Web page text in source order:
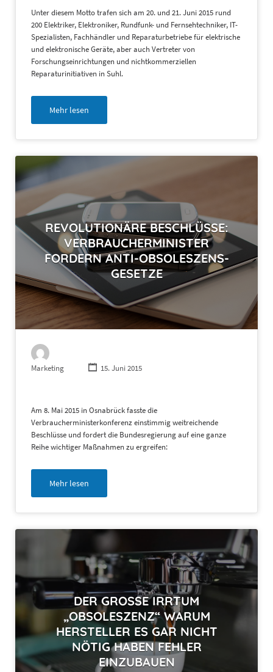
Unter diesem Motto trafen sich am 20. und 21. Juni 2015 rund
200 Elektriker, Elektroniker, Rundfunk- und Fernsehtechniker, IT-
Spezialisten, Fachhändler und Reparaturbetriebe für elektrische
und elektronische Geräte, aber auch Vertreter von
Forschungseinrichtungen und nichtkommerziellen
Reparaturinitiativen in Suhl.
Mehr lesen
REVOLUTIONÄRE BESCHLÜSSE:
VERBRAUCHERMINISTER
FORDERN ANTI-OBSOLESZENS-
GESETZE
Marketing 15. Juni 2015
Am 8. Mai 2015 in Osnabrück fasste die
Verbraucherministerkonferenz einstimmig weitreichende
Beschlüsse und fordert die Bundesregierung auf eine ganze
Reihe wichtiger Maßnahmen zu ergreifen:
Mehr lesen
DER GROSSE IRRTUM „
OBSOLESZENZ“ WARUM H
ERSTELLER ES GAR NICHT N
ÖTIG HABEN FEHLER E
INZUBAUEN